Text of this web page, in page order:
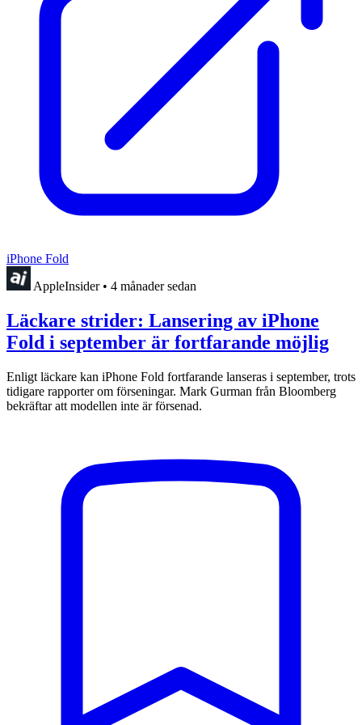
iPhone Fold
AppleInsider • 4 månader sedan
Läckare strider: Lansering av iPhone
Fold i september är fortfarande möjlig
Enligt läckare kan iPhone Fold fortfarande lanseras i september, trots
tidigare rapporter om förseningar. Mark Gurman från Bloomberg
bekräftar att modellen inte är försenad.